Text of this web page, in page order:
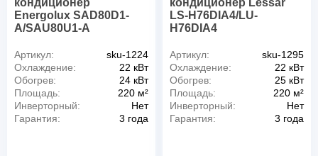
кондиционер
Energolux SAD80D1-
A/SAU80U1-A
Артикул:
sku-1224
Охлаждение:
22 кВт
Обогрев:
24 кВт
Площадь:
220 м²
Инверторный:
Нет
Гарантия:
3 года
кондиционер Lessar
LS-H76DIA4/LU-
H76DIA4
Артикул:
sku-1295
Охлаждение:
22 кВт
Обогрев:
25 кВт
Площадь:
220 м²
Инверторный:
Нет
Гарантия:
3 года